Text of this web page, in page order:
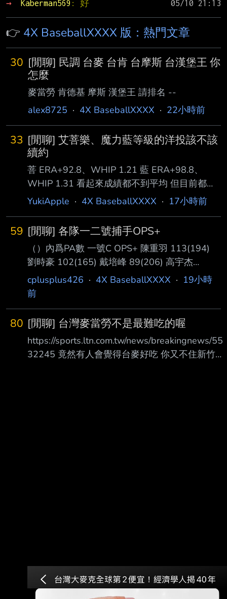
→
Kaberman569 : 好
👉 4X BaseballXXXX 版：熱門文章
30 [閒聊] 民調 台麥 台肯 台摩斯 台漢堡王 你
怎麼
麥當勞 肯德基 摩斯 漢堡王 請排名 --
alex8725 · 4X BaseballXXXX · 22小時前
33 [閒聊] 艾菩樂、魔力藍等級的洋投該不該
續約
菩 ERA+92.8、WHIP 1.21 藍 ERA+98.8、
WHIP 1.31 看起來成績都不到平均 但目前都已
經吃破百局了 這種能穩定吃局數的工作馬洋
YukiApple · 4X BaseballXXXX · 17小時前
59 [閒聊] 各隊一二號捕手OPS+
（）內爲PA數 一號C OPS+ 陳重羽 113(194)
劉時豪 102(165) 戴培峰 89(206) 高宇杰
84(226) 蔣少宏 70(178) 宋嘉翔 48(206) 二號C
OPS+ 林辰勳 91(115) 張翔 74(92) 張育豪
-17(87) ---- Sent from BePTT on my iPhone
17 Pro --
cplusplus426 · 4X BaseballXXXX · 19小時
前
80 [閒聊] 台灣麥當勞不是最難吃的喔
https://sports.ltn.com.tw/news/breakingnews/55
32245 竟然有人會覺得台麥好吃 你又不住新竹桃